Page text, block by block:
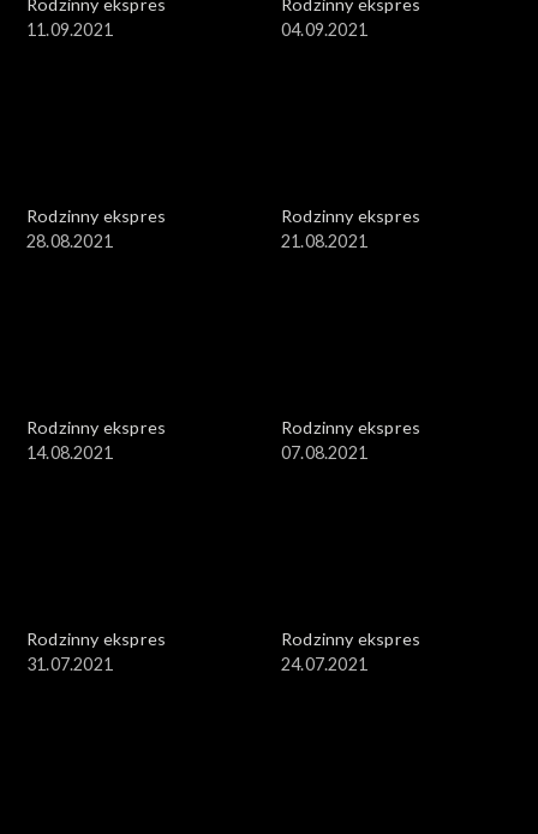
Rodzinny ekspres
11.09.2021
Rodzinny ekspres
04.09.2021
Rodzinny ekspres
28.08.2021
Rodzinny ekspres
21.08.2021
Rodzinny ekspres
14.08.2021
Rodzinny ekspres
07.08.2021
Rodzinny ekspres
31.07.2021
Rodzinny ekspres
24.07.2021